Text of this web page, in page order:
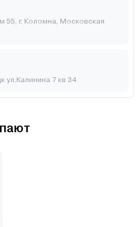
55, г. Коломна, Московская
7 кв 34